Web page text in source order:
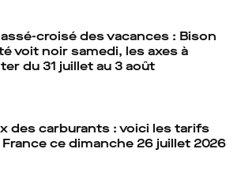
croisé des vacances : Bison
voit noir samedi, les axes à
du 31 juillet au 3 août
des carburants : voici les tarifs
ce dimanche 26 juillet 2026